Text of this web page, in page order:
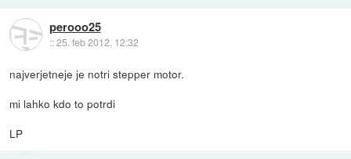
perooo25
::25. feb 2012, 12:32
najverjetneje je notri stepper motor.
mi lahko kdo to potrdi
LP